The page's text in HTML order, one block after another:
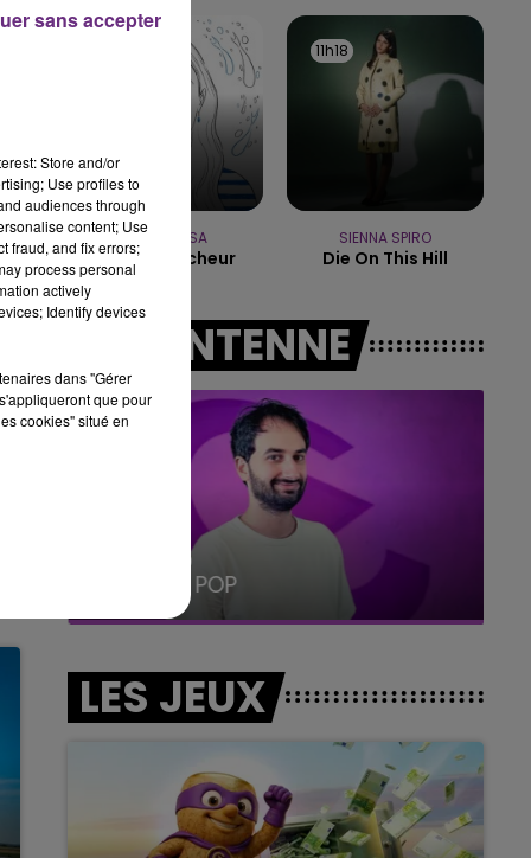
19h00 - 19h15
LA POP MACHINE - CHAMPAGNE FM
MANON LISA
Le Petit Pecheur
11h18
11h18
SIENNA SPIRO
Die On This Hill
A L'ANTENNE
19h15 - 20h00
LA RADIO POP
LES JEUX
Store and/or
Use profiles to
audiences through
content; Use
fraud, and fix errors;
process personal
actively
Identify devices
dans "Gérer
que pour
cookies" situé en
sans accepter